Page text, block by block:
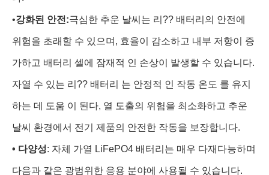
•강화된 안전:극심한 추운 날씨는 리?? 배터리의 안전에
위험을 초래할 수 있으며, 효율이 감소하고 내부 저항이 증
가하고 배터리 셀에 잠재적 인 손상이 발생할 수 있습니다.
자열 수 있는 리?? 배터리 는 안정적 인 작동 온도 를 유지
하는 데 도움 이 된다, 열 도출의 위험을 최소화하고 추운
날씨 환경에서 전기 제품의 안전한 작동을 보장합니다.
• 다양성: 자체 가열 LiFePO4 배터리는 매우 다재다능하며
다음과 같은 광범위한 응용 분야에 사용될 수 있습니다.